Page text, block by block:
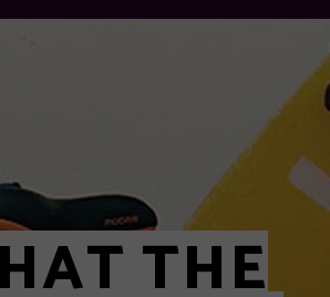
Video
Post
Post
Post
1
Post
THE